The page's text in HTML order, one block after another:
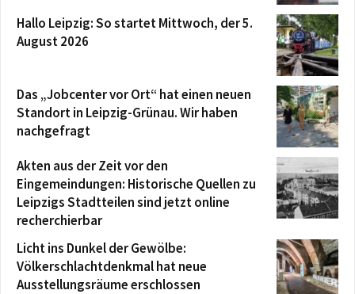
Hallo Leipzig: So startet Mittwoch, der 5.
August 2026
Das „Jobcenter vor Ort“ hat einen neuen
Standort in Leipzig-Grünau. Wir haben
nachgefragt
Akten aus der Zeit vor den
Eingemeindungen: Historische Quellen zu
Leipzigs Stadtteilen sind jetzt online
recherchierbar
Licht ins Dunkel der Gewölbe:
Völkerschlachtdenkmal hat neue
Ausstellungsräume erschlossen